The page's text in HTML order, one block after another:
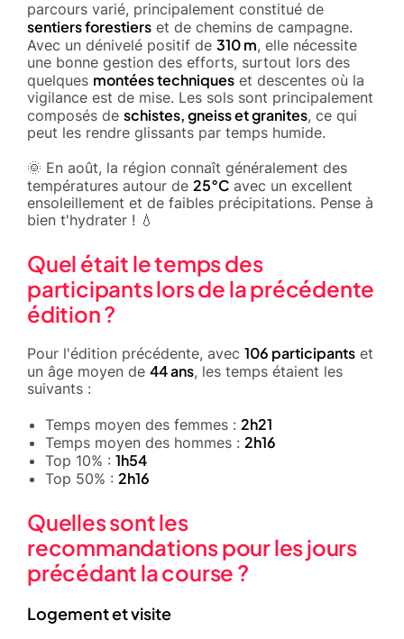
parcours varié, principalement constitué de
sentiers forestiers et de chemins de campagne.
Avec un dénivelé positif de 310 m, elle nécessite
une bonne gestion des efforts, surtout lors des
quelques montées techniques et descentes où la
vigilance est de mise. Les sols sont principalement
composés de schistes, gneiss et granites, ce qui
peut les rendre glissants par temps humide.
🌞 En août, la région connaît généralement des
températures autour de 25°C avec un excellent
ensoleillement et de faibles précipitations. Pense à
bien t'hydrater ! 💧
Quel était le temps des
participants lors de la précédente
édition ?
Pour l'édition précédente, avec 106 participants et
un âge moyen de 44 ans, les temps étaient les
suivants :
Temps moyen des femmes : 2h21
Temps moyen des hommes : 2h16
Top 10% : 1h54
Top 50% : 2h16
Quelles sont les
recommandations pour les jours
précédant la course ?
Logement et visite